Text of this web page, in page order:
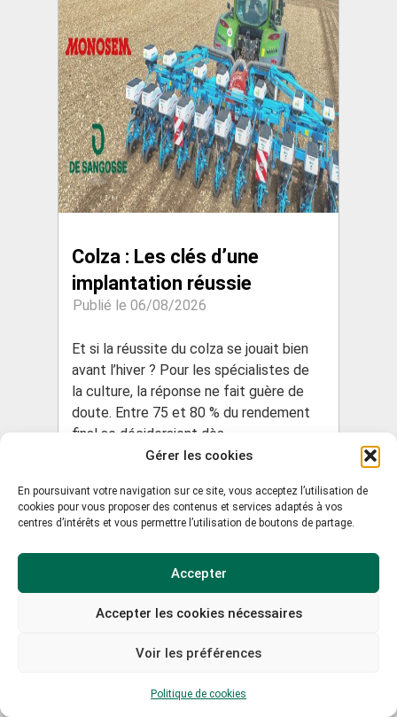
Gérer les cookies
En poursuivant votre navigation sur ce site, vous acceptez l’utilisation de
cookies pour vous proposer des contenus et services adaptés à vos
centres d’intérêts et vous permettre l’utilisation de boutons de partage.
Accepter
Accepter les cookies nécessaires
Voir les préférences
Politique de cookies
Colza : Les clés d’une
implantation réussie
Publié le 06/08/2026
Et si la réussite du colza se jouait bien
avant l’hiver ? Pour les spécialistes de
la culture, la réponse ne fait guère de
doute. Entre 75 et 80 % du rendement
final se décideraient dès...
Lire la suite